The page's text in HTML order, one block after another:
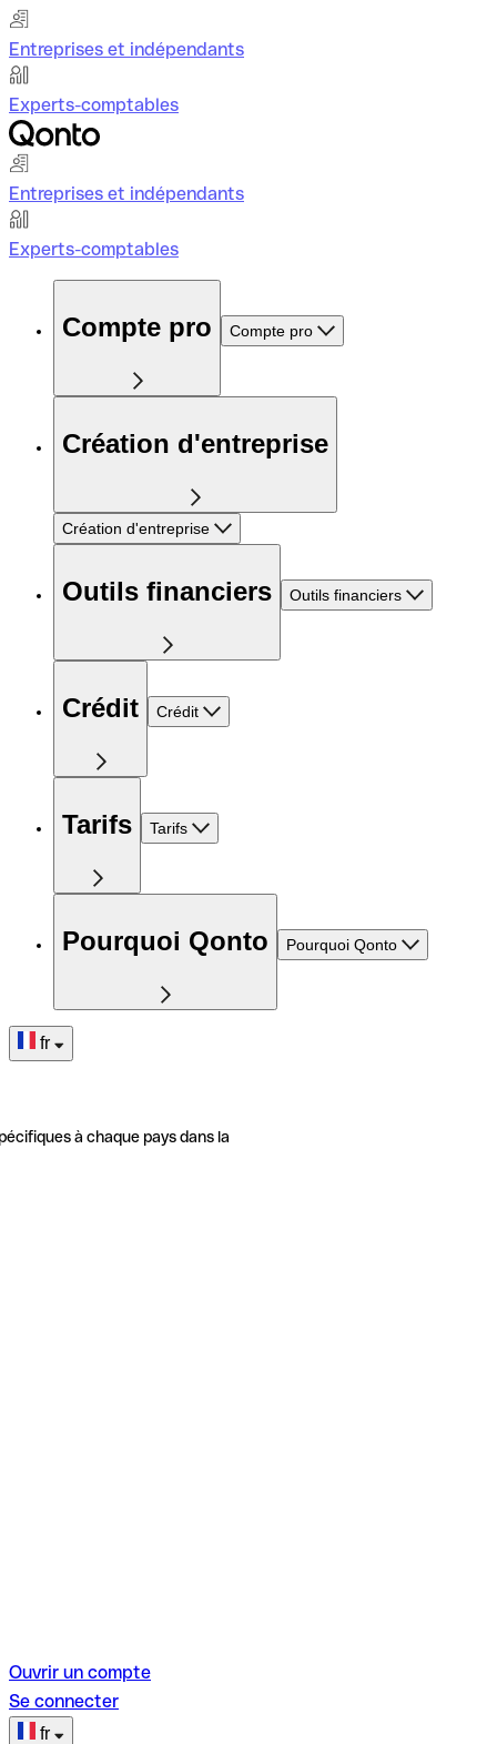
Entreprises et indépendants
Experts-comptables
Entreprises et indépendants
Experts-comptables
Compte pro Compte pro
Création d'entreprise
Création d'entreprise
Outils financiers Outils financiers
Crédit Crédit
Tarifs Tarifs
Pourquoi Qonto Pourquoi Qonto
fr
à chaque pays dans la
Ouvrir un compte
Se connecter
fr